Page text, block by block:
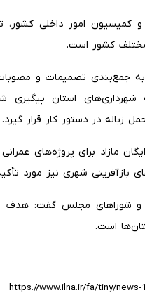
امور داخلی کشور،
کشور است.
جمع‌بندی تصمیمات و
کمک به شهرداری‌های استان
زباله در دستور کار قرار گیرد.
۵۰ درصد قیر رایگان مازاد برای
بازآفرینی شهری نیز مورد
شوراهای مجلس گفت: هدف
است.